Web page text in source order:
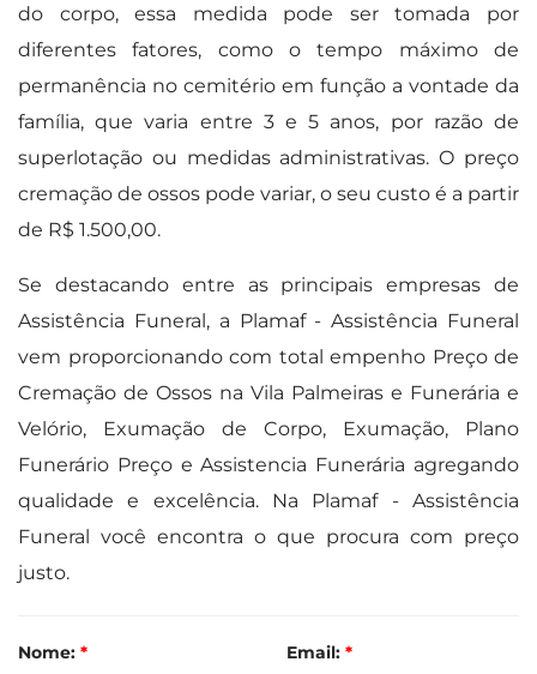
do corpo, essa medida pode ser tomada por
diferentes fatores, como o tempo máximo de
permanência no cemitério em função a vontade da
família, que varia entre 3 e 5 anos, por razão de
superlotação ou medidas administrativas. O preço
cremação de ossos pode variar, o seu custo é a partir
de R$ 1.500,00.
Se destacando entre as principais empresas de
Assistência Funeral, a Plamaf - Assistência Funeral
vem proporcionando com total empenho Preço de
Cremação de Ossos na Vila Palmeiras e Funerária e
Velório, Exumação de Corpo, Exumação, Plano
Funerário Preço e Assistencia Funerária agregando
qualidade e excelência. Na Plamaf - Assistência
Funeral você encontra o que procura com preço
justo.
Nome: * Email: *